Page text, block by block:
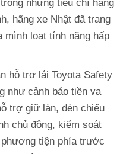
những tiêu chí hàng
hãng xe Nhật đã trang
mình loạt tính năng hấp
hỗ trợ lái Toyota Safety
như cảnh báo tiền va
trợ giữ làn, đèn chiếu
chủ động, kiểm soát
tiện phía trước